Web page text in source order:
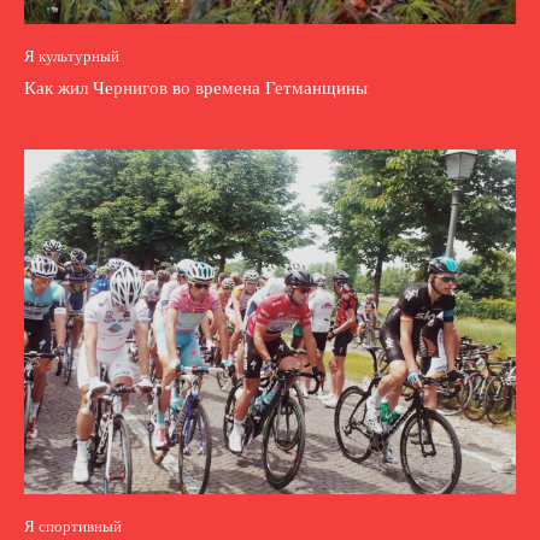
Я культурный
Как жил Чернигов во времена Гетманщины
Я спортивный